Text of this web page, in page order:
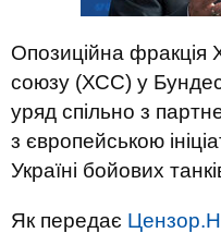
Опозиційна фракція
союзу (ХСС) у
уряд спільно з
з європейською
Україні бойових
Як передає